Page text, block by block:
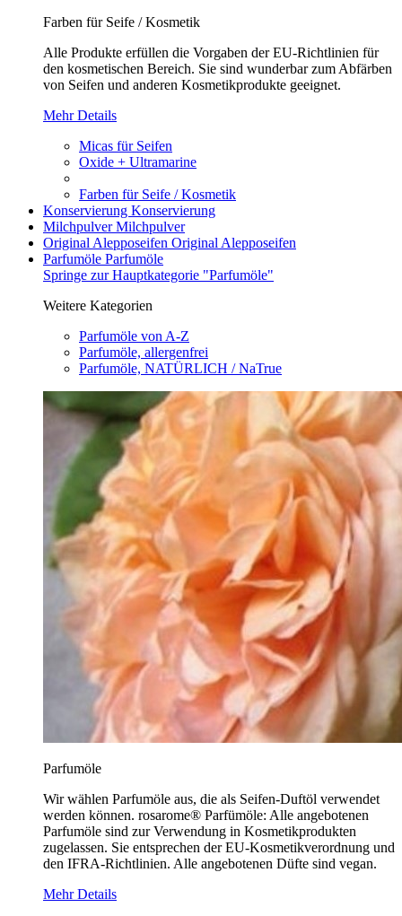
Farben für Seife / Kosmetik
Alle Produkte erfüllen die Vorgaben der EU-Richtlinien für
den kosmetischen Bereich. Sie sind wunderbar zum Abfärben
von Seifen und anderen Kosmetikprodukte geeignet.
Mehr Details
Micas für Seifen
Oxide + Ultramarine
Farben für Seife / Kosmetik
Konservierung Konservierung
MilchpulverMilchpulver
Original Alepposeifen Original Alepposeifen
Parfumöle Parfumöle
Springe zur Hauptkategorie "Parfumöle"
Weitere Kategorien
Parfumöle von A-Z
Parfumöle, allergenfrei
Parfumöle, NATÜRLICH / NaTrue
Parfumöle
Wir wählen Parfumöle aus, die als Seifen-Duftöl verwendet
werden können. rosarome® Parfümöle: Alle angebotenen
Parfumöle sind zur Verwendung in Kosmetikprodukten
zugelassen. Sie entsprechen der EU-Kosmetikverordnung und
den IFRA-Richtlinien. Alle angebotenen Düfte sind vegan.
Mehr Details